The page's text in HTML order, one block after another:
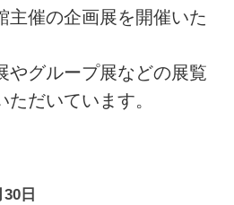
主催の企画展を開催いた
やグループ展などの展覧
だいています。
日